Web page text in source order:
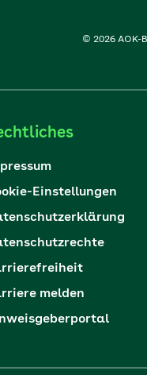
© 2026 AOK-
Einstellungen
melden